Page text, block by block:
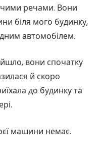
речами. Вони
біля мого будинку,
автомобілем.
вони спочатку
й скоро
до будинку та
машини немає.